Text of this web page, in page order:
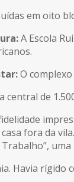
em oito
A Escola
O
central de
fora da
Trabalho”,
Havia rígido